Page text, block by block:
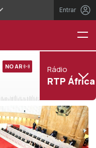
Entrar
NO AR Rádio
RTP África